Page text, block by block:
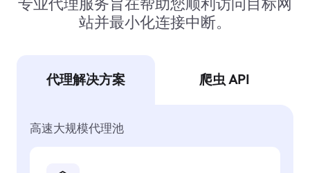
站并最小化连接中断。
代理解决方案 爬虫 API
高速大规模代理池